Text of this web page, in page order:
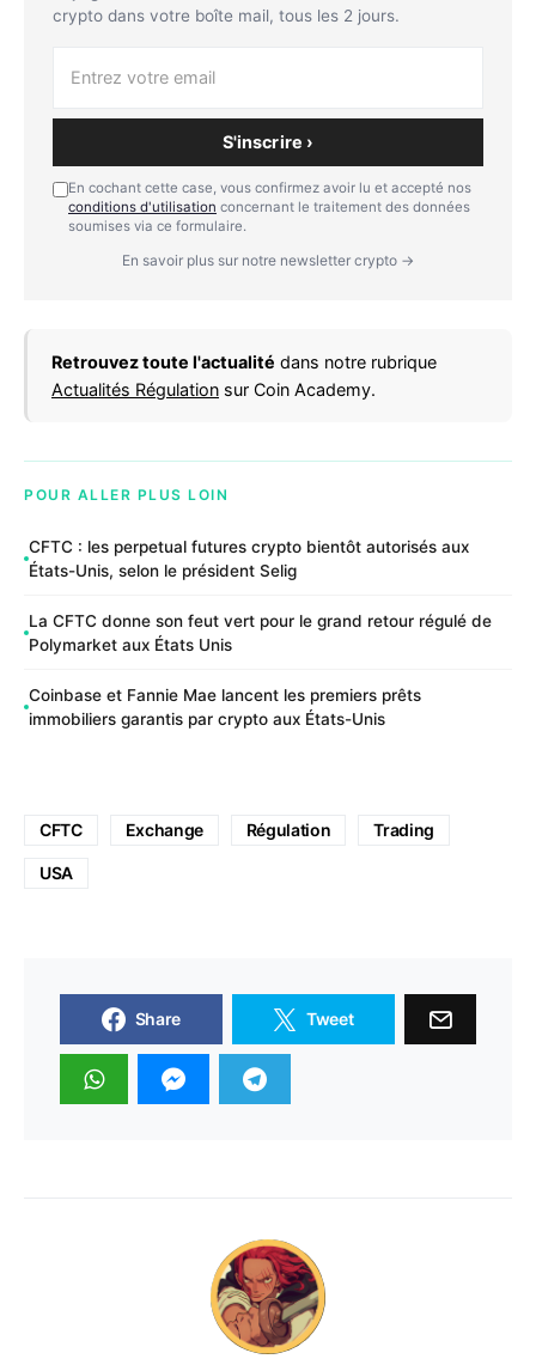
crypto dans votre boîte mail, tous les 2 jours.
S'inscrire ›
En cochant cette case, vous confirmez avoir lu et accepté nos
conditions d'utilisation concernant le traitement des données
soumises via ce formulaire.
En savoir plus sur notre newsletter crypto →
Retrouvez toute l'actualité dans notre rubrique
Actualités Régulation sur Coin Academy.
POUR ALLER PLUS LOIN
CFTC : les perpetual futures crypto bientôt autorisés aux
États-Unis, selon le président Selig
La CFTC donne son feut vert pour le grand retour régulé de
Polymarket aux États Unis
Coinbase et Fannie Mae lancent les premiers prêts
immobiliers garantis par crypto aux États-Unis
CFTC Exchange Régulation Trading
USA
Share Tweet